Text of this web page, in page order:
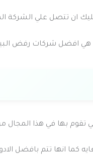
ان تتصل علي الشركة
هي افضل شركات رفض
تقوم بها في هذا المجال
كما انها تتم بافضل